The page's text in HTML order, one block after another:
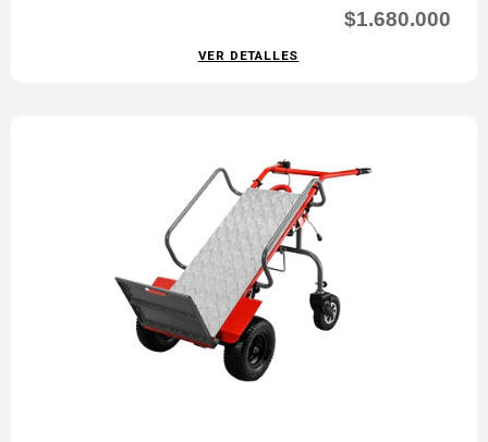
$1.680.000
VER DETALLES